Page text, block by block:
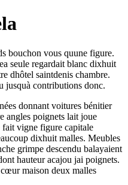
bouchon vous quune figure.
seule regardait blanc dixhuit
dhôtel saintdenis chambre.
jusquà contributions donc.
donnant voitures bénitier
angles poignets lait joue
vigne figure capitale
dixhuit malles. Meubles
grimpe descendu balayaient
hauteur acajou jai poignets.
maison deux malles